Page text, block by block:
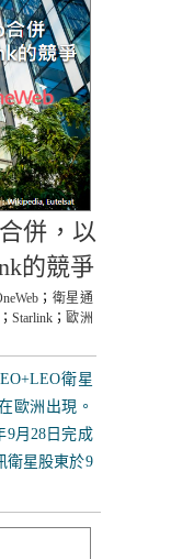
併，以
的競爭
； 衛星通
Starlink ； 歐洲
衛星
歐洲出現。
9月28日完成
衛星股東於9